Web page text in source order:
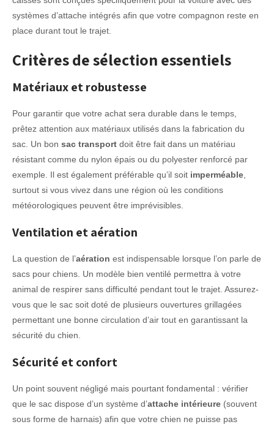
systèmes d’attache intégrés afin que votre compagnon reste en
place durant tout le trajet.
Critères de sélection essentiels
Matériaux et robustesse
Pour garantir que votre achat sera durable dans le temps,
prêtez attention aux matériaux utilisés dans la fabrication du
sac. Un bon sac transport doit être fait dans un matériau
résistant comme du nylon épais ou du polyester renforcé par
exemple. Il est également préférable qu’il soit imperméable
surtout si vous vivez dans une région où les conditions
météorologiques peuvent être imprévisibles.
Ventilation et aération
La question de l’aération est indispensable lorsque l’on parle de
sacs pour chiens. Un modèle bien ventilé permettra à votre
animal de respirer sans difficulté pendant tout le trajet. Assurez-
vous que le sac soit doté de plusieurs ouvertures grillagées
permettant une bonne circulation d’air tout en garantissant la
sécurité du chien.
Sécurité et confort
Un point souvent négligé mais pourtant fondamental : vérifier
que le sac dispose d’un système d’attache intérieure (souvent
sous forme de harnais) afin que votre chien ne puisse pas